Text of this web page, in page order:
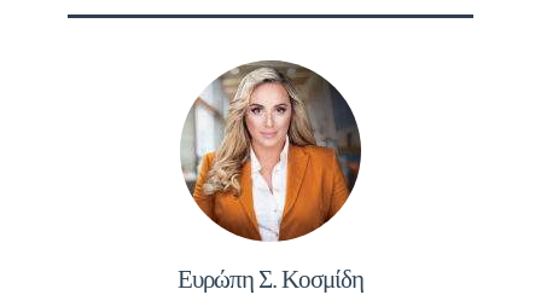
Ευρώπη Σ. Κοσμίδη